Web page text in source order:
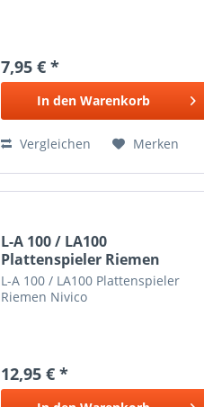
7,95 € *
In den Warenkorb
Vergleichen Merken
L-A 100 / LA100
Plattenspieler Riemen
Nivico
L-A 100 / LA100 Plattenspieler
Riemen Nivico
12,95 € *